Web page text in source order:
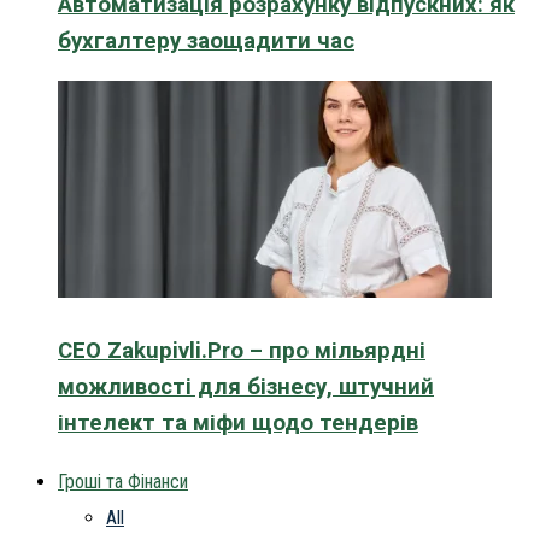
бухгалтеру заощадити час
CEO Zakupivli.Pro – про мільярдні
можливості для бізнесу, штучний
інтелект та міфи щодо тендерів
Гроші та Фінанси
All